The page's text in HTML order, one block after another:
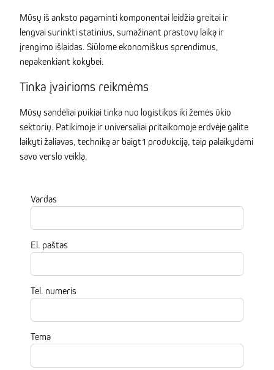
Mūsų iš anksto pagaminti komponentai leidžia greitai ir
lengvai surinkti statinius, sumažinant prastovų laiką ir
įrengimo išlaidas. Siūlome ekonomiškus sprendimus,
nepakenkiant kokybei.
Tinka įvairioms reikmėms
Mūsų sandėliai puikiai tinka nuo logistikos iki žemės ūkio
sektorių. Patikimoje ir universaliai pritaikomoje erdvėje galite
laikyti žaliavas, techniką ar baigt1 produkciją, taip palaikydami
savo verslo veiklą.
Vardas
El. paštas
Tel. numeris
Tema